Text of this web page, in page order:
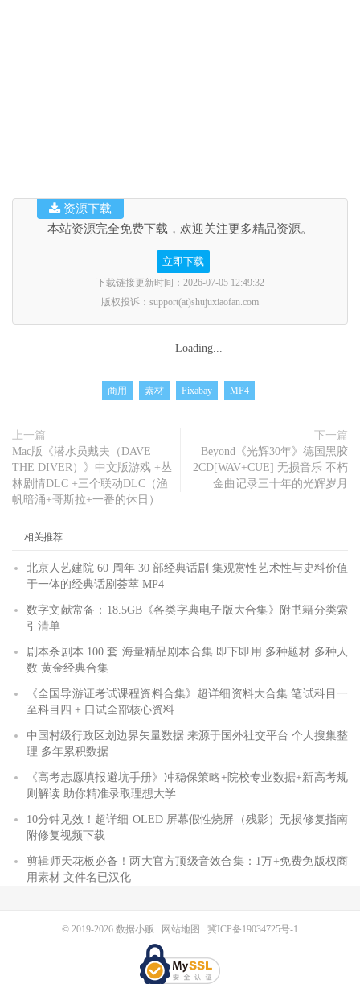
本站资源完全免费下载，欢迎关注更多精品资源。
立即下载
下载链接更新时间：2026-07-05 12:49:32
版权投诉：support(at)shujuxiaofan.com
资源下载
Loading...
商用 素材 Pixabay MP4
上一篇
Mac版《潜水员戴夫（DAVE
THE DIVER）》中文版游戏 +丛
林剧情DLC +三个联动DLC（渔
帆暗涌+哥斯拉+一番的休日）
下一篇
Beyond《光辉30年》德国黑胶
2CD[WAV+CUE] 无损音乐 不朽
金曲记录三十年的光辉岁月
相关推荐
北京人艺建院 60 周年 30 部经典话剧 集观赏性艺术性与史料价值
于一体的经典话剧荟萃 MP4
数字文献常备：18.5GB《各类字典电子版大合集》附书籍分类索
引清单
剧本杀剧本 100 套 海量精品剧本合集 即下即用 多种题材 多种人
数 黄金经典合集
《全国导游证考试课程资料合集》超详细资料大合集 笔试科目一
至科目四 + 口试全部核心资料
中国村级行政区划边界矢量数据 来源于国外社交平台 个人搜集整
理 多年累积数据
《高考志愿填报避坑手册》冲稳保策略+院校专业数据+新高考规
则解读 助你精准录取理想大学
10分钟见效！超详细 OLED 屏幕假性烧屏（残影）无损修复指南
附修复视频下载
剪辑师天花板必备！两大官方顶级音效合集：1万+免费免版权商
用素材 文件名已汉化
© 2019-2026 数据小贩 网站地图 冀ICP备19034725号-1